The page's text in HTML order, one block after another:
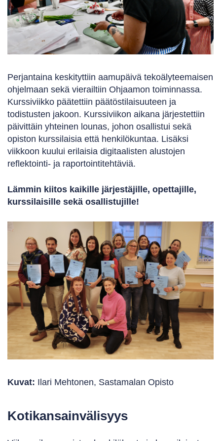
Perjantaina keskityttiin aamupäivä tekoälyteemaisen
ohjelmaan sekä vierailtiin Ohjaamon toiminnassa.
Kurssiviikko päätettiin päätöstilaisuuteen ja
todistusten jakoon. Kurssiviikon aikana järjestettiin
päivittäin yhteinen lounas, johon osallistui sekä
opiston kurssilaisia että henkilökuntaa. Lisäksi
viikkoon kuului erilaisia digitaalisten alustojen
reflektointi- ja raportointitehtäviä.
Lämmin kiitos kaikille järjestäjille, opettajille,
kurssilaisille sekä osallistujille!
Kuvat: Ilari Mehtonen, Sastamalan Opisto
Kotikansainvälisyys